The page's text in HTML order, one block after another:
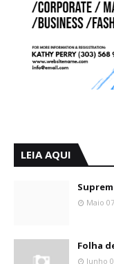
LEIA AQUI
Maio
Folha
Junho